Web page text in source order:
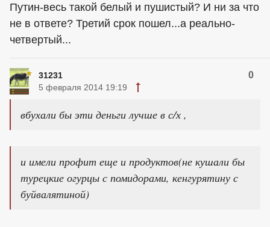
Путин-весь такой белый и пушистый? И ни за что
не в ответе? Третий срок пошел...а реально-
четвертый...
31231 0
5 февраля 2014 19:19
вбухали бы эти деньги лучше в с/х ,
и имели профит еще и продуктов(не кушали бы
турецкие огурцы с помидорами, кенгурятину с
буйвалятиной)